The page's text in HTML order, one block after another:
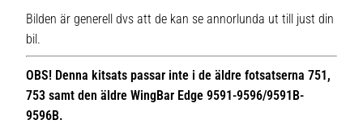
Bilden är generell dvs att de kan se annorlunda ut till just din
bil.
OBS! Denna kitsats passar inte i de äldre fotsatserna 751,
753 samt den äldre WingBar Edge 9591-9596/9591B-
9596B.